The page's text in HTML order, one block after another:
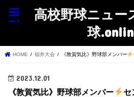
高校野球ニュー
球
menu
HOME 福井大会 《敦賀気比》野球部メンバー
2023.12.01
《敦賀気比》野球部メンバー セ